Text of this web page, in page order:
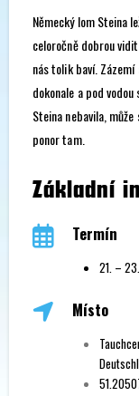
Německý lom Steina
celoročně dobrou
nás tolik baví.
dokonale a pod
Steina nebavila,
ponor tam.
Základní
Termín
21. –
Místo